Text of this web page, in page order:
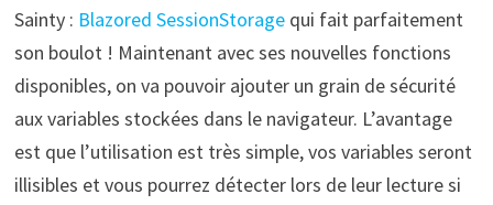
Sainty : Blazored SessionStoragequi fait parfaitement
son boulot ! Maintenant avec ses nouvelles fonctions
disponibles, on va pouvoir ajouter un grain de sécurité
aux variables stockées dans le navigateur. L’avantage
est que l’utilisation est très simple, vos variables seront
illisibles et vous pourrez détecter lors de leur lecture si